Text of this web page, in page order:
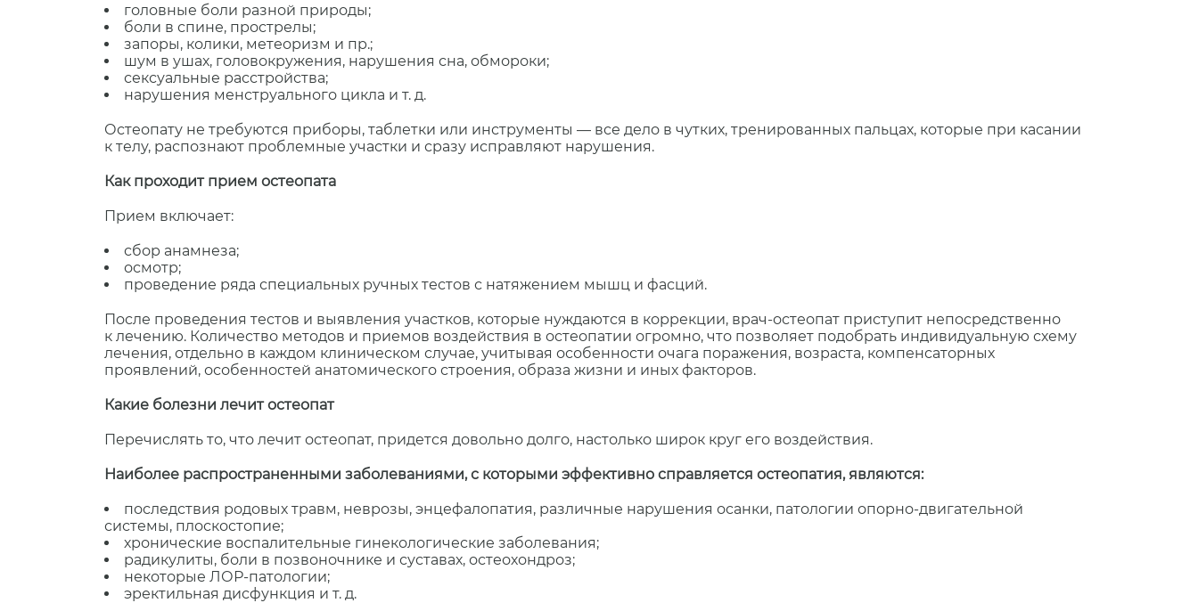
головные боли разной природы;
боли в спине, прострелы;
запоры, колики, метеоризм и пр.;
шум в ушах, головокружения, нарушения сна, обмороки;
сексуальные расстройства;
нарушения менструального цикла и т. д.
Остеопату не требуются приборы, таблетки или инструменты — все дело в чутких, тренированных пальцах, которые при касании
к телу, распознают проблемные участки и сразу исправляют нарушения.
Как проходит прием остеопата
Прием включает:
сбор анамнеза;
осмотр;
проведение ряда специальных ручных тестов с натяжением мышц и фасций.
После проведения тестов и выявления участков, которые нуждаются в коррекции, врач-остеопат приступит непосредственно
к лечению. Количество методов и приемов воздействия в остеопатии огромно, что позволяет подобрать индивидуальную схему
лечения, отдельно в каждом клиническом случае, учитывая особенности очага поражения, возраста, компенсаторных
проявлений, особенностей анатомического строения, образа жизни и иных факторов.
Какие болезни лечит остеопат
Перечислять то, что лечит остеопат, придется довольно долго, настолько широк круг его воздействия.
Наиболее распространенными заболеваниями, с которыми эффективно справляется остеопатия, являются:
последствия родовых травм, неврозы, энцефалопатия, различные нарушения осанки, патологии опорно-двигательной
системы, плоскостопие;
хронические воспалительные гинекологические заболевания;
радикулиты, боли в позвоночнике и суставах, остеохондроз;
некоторые ЛОР-патологии;
эректильная дисфункция и т. д.